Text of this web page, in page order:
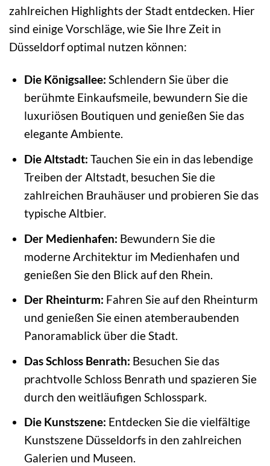
zahlreichen Highlights der Stadt entdecken. Hier
sind einige Vorschläge, wie Sie Ihre Zeit in
Düsseldorf optimal nutzen können:
Die Königsallee: Schlendern Sie über die
berühmte Einkaufsmeile, bewundern Sie die
luxuriösen Boutiquen und genießen Sie das
elegante Ambiente.
Die Altstadt: Tauchen Sie ein in das lebendige
Treiben der Altstadt, besuchen Sie die
zahlreichen Brauhäuser und probieren Sie das
typische Altbier.
Der Medienhafen: Bewundern Sie die
moderne Architektur im Medienhafen und
genießen Sie den Blick auf den Rhein.
Der Rheinturm: Fahren Sie auf den Rheinturm
und genießen Sie einen atemberaubenden
Panoramablick über die Stadt.
Das Schloss Benrath: Besuchen Sie das
prachtvolle Schloss Benrath und spazieren Sie
durch den weitläufigen Schlosspark.
Die Kunstszene: Entdecken Sie die vielfältige
Kunstszene Düsseldorfs in den zahlreichen
Galerien und Museen.